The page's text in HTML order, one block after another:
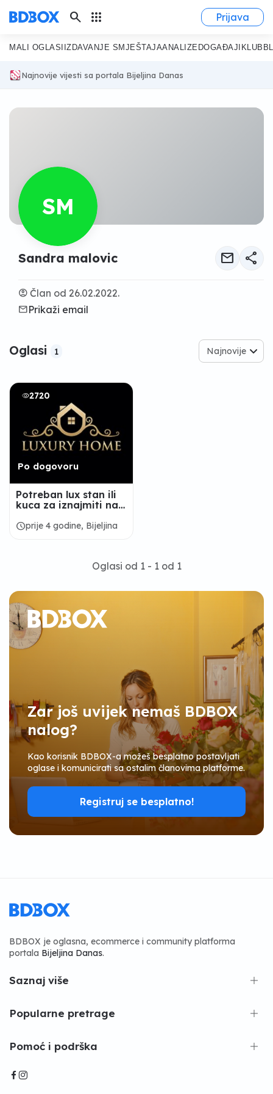
search apps Prijava
MALI OGLASI IZDAVANJE SMJEŠTAJAANALIZE DOGAĐAJI KLUB
Najnovije vijesti sa portala Bijeljina Danas
SM
Sandra malovic mail share
account_circle Član od 26.02.2022.
emailPrikaži email
Oglasi 1 Najnovije
2720
Po dogovoru
Potreban lux stan ili
kuca za iznajmiti na
minimalno 2 godine
scheduleprije 4 godine, Bijeljina
Oglasi od 1 - 1 od 1
Zar još uvijek nemaš BDBOX
nalog?
Kao korisnik BDBOX-a možeš besplatno postavljati
oglase i komunicirati sa ostalim članovima platforme.
Registruj se besplatno!
BDBOX je oglasna, ecommerce i community platforma
portala Bijeljina Danas.
Saznaj više
Popularne pretrage
Pomoć i podrška